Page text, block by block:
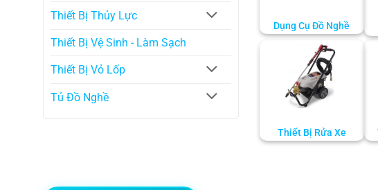
Thiết Bị Thủy Lực
Thiết Bị Vệ Sinh - Làm Sạch
Thiết Bị Vỏ Lốp
Tủ Đồ Nghề
Dụng Cụ Đồ Nghề
Thiết Bị Rửa Xe